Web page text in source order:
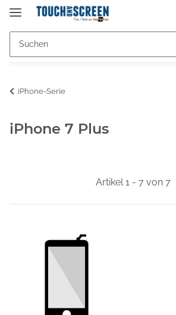
iPhone-Serie
iPhone 7 Plus
Artikel 1 - 7 von 7